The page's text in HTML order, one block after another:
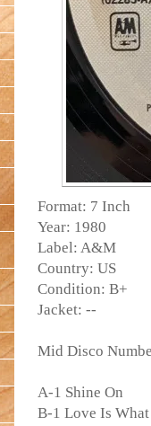
Format: 7 Inch
Year: 1980
Label: A&M
Country: US
Condition: B+
Jacket: --
Mid Disco
A-1 Shine On
B-1 Love Is What